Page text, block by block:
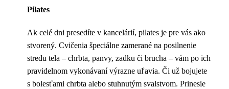
Pilates
Ak celé dni presedíte v kancelárií, pilates je pre vás ako
stvorený. Cvičenia špeciálne zamerané na posilnenie
stredu tela – chrbta, panvy, zadku či brucha – vám po ich
pravidelnom vykonávaní výrazne uľavia. Či už bojujete
s bolesťami chrbta alebo stuhnutým svalstvom. Prinesie